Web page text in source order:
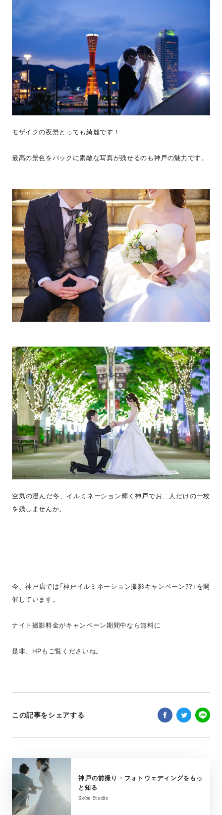
モザイクの夜景とっても綺麗です！
最高の景色をバックに素敵な写真が残せるのも神戸の魅力です。
空気の澄んだ冬、イルミネーション輝く神戸でお二人だけの一枚
を残しませんか。
今、神戸店では「神戸イルミネーション撮影キャンペーン??」を開
催しています。
ナイト撮影料金がキャンペーン期間中なら無料に
是非、HPもご覧くださいね。
この記事をシェアする
神戸の前撮り・フォトウェディングをもっ
と知る
Kobe Studio